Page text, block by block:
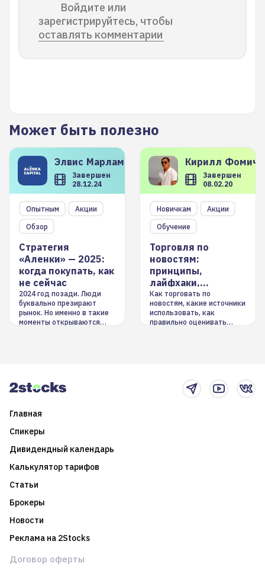
Войдите или
зарегистрируйтесь, чтобы
оставлять комментарии
Может быть полезно
Элвис Марламов
Завершен
28.12.24
Опытным
Акции
Обзор
Стратегия
«Аленки» — 2025:
когда покупать, как
не сейчас
2024 год позади. Люди
буквально презирают
рынок. Но именно в такие
моменты открываются
Кирилл
Завершен
08.02.20
Новичкам
Акции
Обучение
Торговля по
новостям:
принципы,
лайфхаки,
инструменты
Как торговать по
новостям, какие источники
использовать, как
правильно оценивать
Главная
Спикеры
Дивидендный календарь
Калькулятор тарифов
Статьи
Брокеры
Новости
Реклама на 2Stocks
Договор оферты